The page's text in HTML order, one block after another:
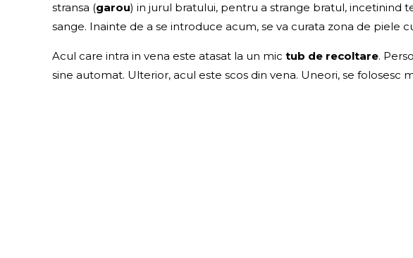
stransa (garou) in jurul bratului, pentru a strange bratul, incetinind
sange. Inainte de a se introduce acum, se va curata zona de piele
Acul care intra in vena este atasat la un mictub de recoltare.
sine automat. Ulterior, acul este scos din vena. Uneori, se